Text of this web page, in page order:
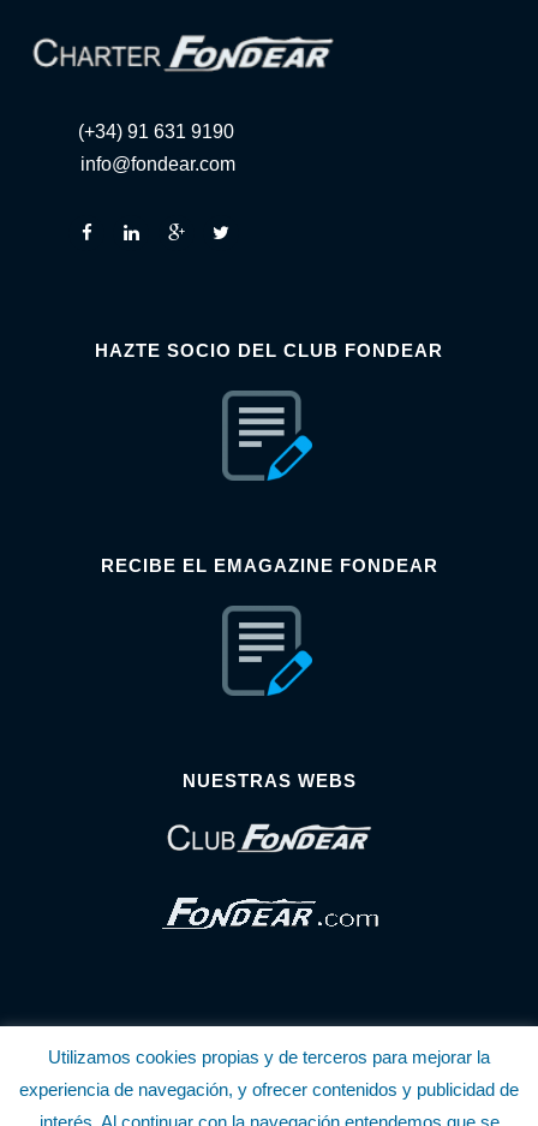
(+34) 91 631 9190
info@fondear.com
HAZTE SOCIO DEL CLUB FONDEAR
RECIBE EL EMAGAZINE FONDEAR
NUESTRAS WEBS
© Copyright Fondear, S.L.
Utilizamos cookies propias y de terceros para mejorar la
experiencia de navegación, y ofrecer contenidos y publicidad de
interés. Al continuar con la navegación entendemos que se